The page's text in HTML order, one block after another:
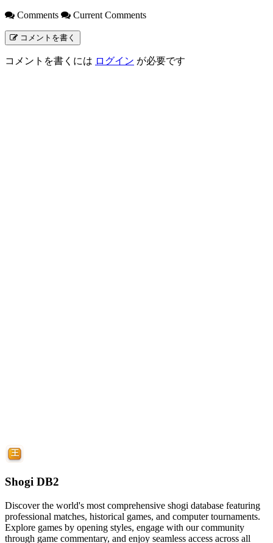
Comments Current Comments
コメントを書く
コメントを書くには ログイン が必要です
Shogi DB2
Discover the world's most comprehensive shogi database featuring
professional matches, historical games, and computer tournaments.
Explore games by opening styles, engage with our community
through game commentary, and enjoy seamless access across all